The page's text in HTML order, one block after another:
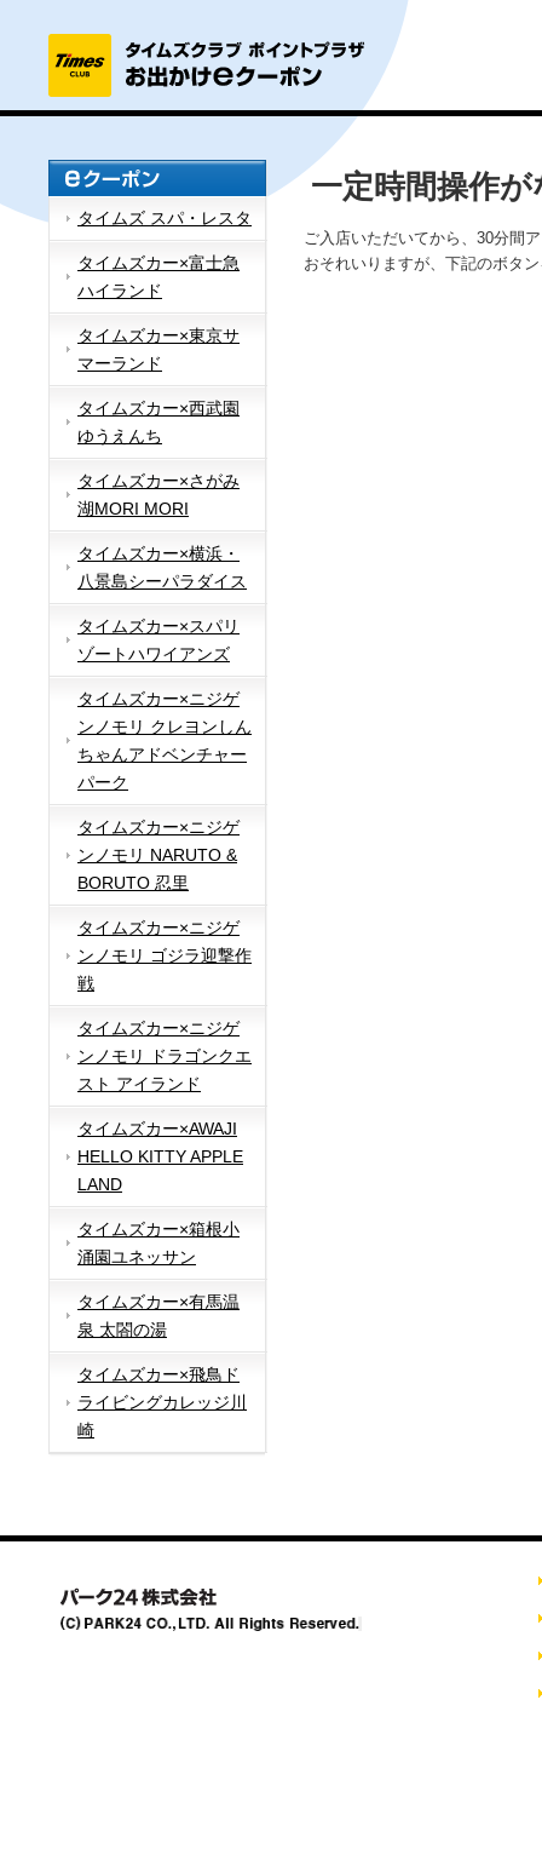
タイムズ スパ・レスタ
タイムズカー×富士急
ハイランド
タイムズカー×東京サ
マーランド
タイムズカー×西武園
ゆうえんち
タイムズカー×さがみ
湖MORI MORI
タイムズカー×横浜・
八景島シーパラダイス
タイムズカー×スパリ
ゾートハワイアンズ
タイムズカー×ニジゲ
ンノモリ クレヨンしん
ちゃんアドベンチャー
パーク
タイムズカー×ニジゲ
ンノモリ NARUTO &
BORUTO 忍里
タイムズカー×ニジゲ
ンノモリ ゴジラ迎撃作
戦
タイムズカー×ニジゲ
ンノモリ ドラゴンクエ
スト アイランド
タイムズカー×AWAJI
HELLO KITTY APPLE
LAND
タイムズカー×箱根小
涌園ユネッサン
タイムズカー×有馬温
泉 太閤の湯
タイムズカー×飛鳥ド
ライビングカレッジ川
崎
一定時間操作
ご入店いただいてから、30分間
おそれいりますが、下記のボタ